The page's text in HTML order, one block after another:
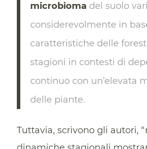
microbioma del suolo
considerevolmente in
caratteristiche delle
stagioni in contesti di
continuo con un’elevata
delle piante.
Tuttavia, scrivono gli autori,